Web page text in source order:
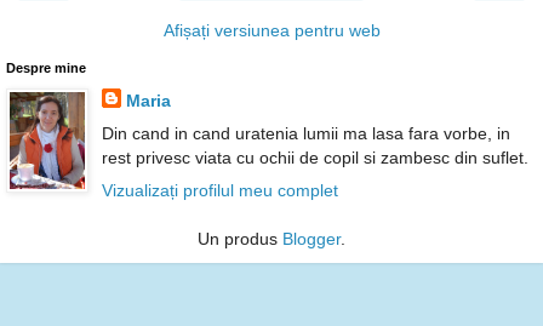
Afișați versiunea pentru web
Despre mine
Maria
Din cand in cand uratenia lumii ma lasa fara vorbe, in
rest privesc viata cu ochii de copil si zambesc din suflet.
Vizualizați profilul meu complet
Un produs Blogger.